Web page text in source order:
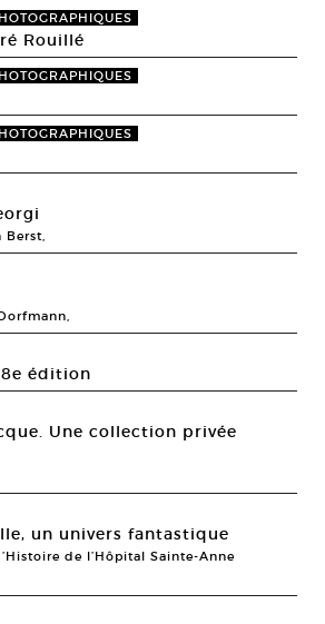
Rouillé
Berst,
édition
Une collection privée
un univers fantastique
de l’Hôpital Sainte-Anne